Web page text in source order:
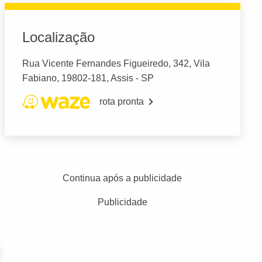
Localização
Rua Vicente Fernandes Figueiredo, 342, Vila
Fabiano, 19802-181, Assis - SP
rota pronta
Continua após a publicidade
Publicidade